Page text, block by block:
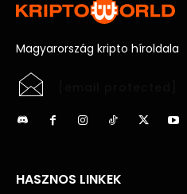
Magyarország kripto híroldala
HASZNOS LINKEK